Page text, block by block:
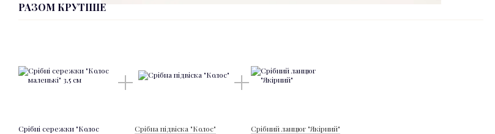
РАЗОМ КРУТІШЕ
Срібні сережки "Колос
Срібна підвіска "Колос"
Срібний ланцюг "Якірний"